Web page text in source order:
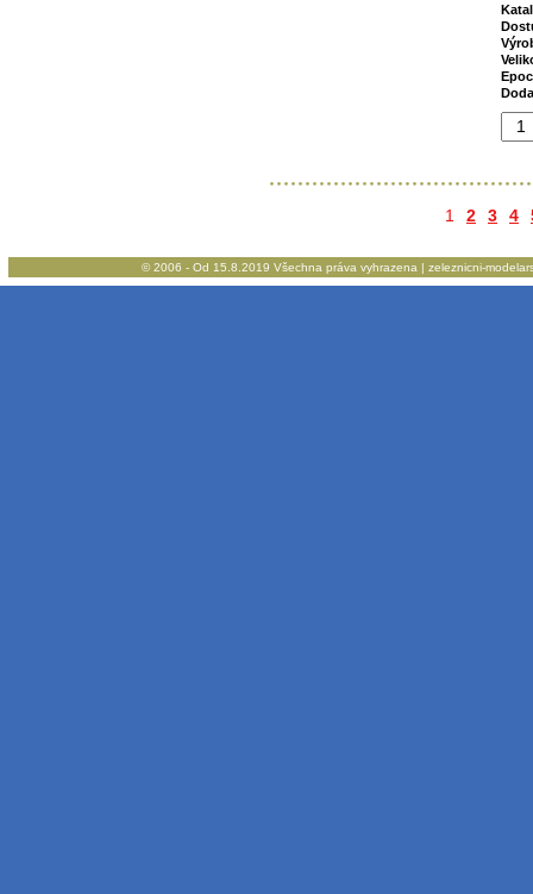
1 2 3 4
© 2006 - Od 15.8.2019 Všechna práva vyhrazena | zeleznicni-